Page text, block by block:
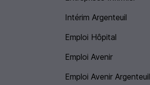
Intérim Argenteuil
Emploi Hôpital
Emploi Avenir
Emploi Avenir Argenteuil